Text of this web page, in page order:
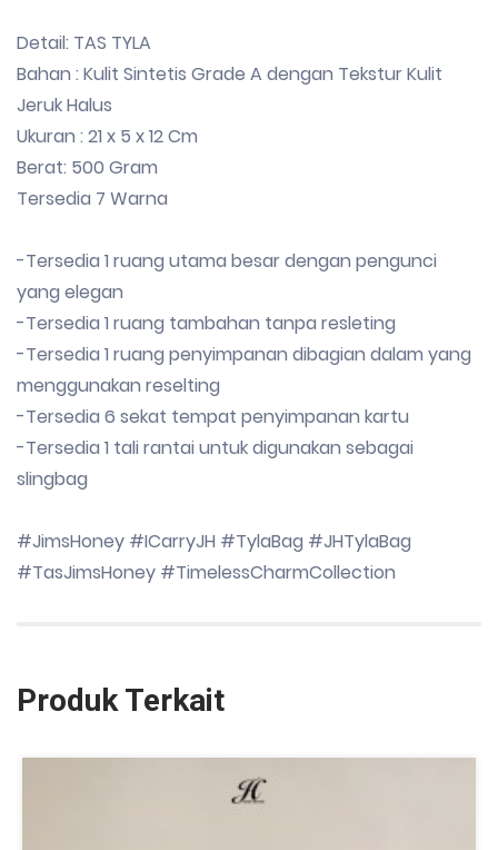
Detail: TAS TYLA
Bahan : Kulit Sintetis Grade A dengan Tekstur Kulit
Jeruk Halus
Ukuran : 21 x 5 x 12 Cm
Berat: 500 Gram
Tersedia 7 Warna
-Tersedia 1 ruang utama besar dengan pengunci
yang elegan
-Tersedia 1 ruang tambahan tanpa resleting
-Tersedia 1 ruang penyimpanan dibagian dalam yang
menggunakan reselting
-Tersedia 6 sekat tempat penyimpanan kartu
-Tersedia 1 tali rantai untuk digunakan sebagai
slingbag
#JimsHoney #ICarryJH #TylaBag #JHTylaBag
#TasJimsHoney #TimelessCharmCollection
Produk Terkait